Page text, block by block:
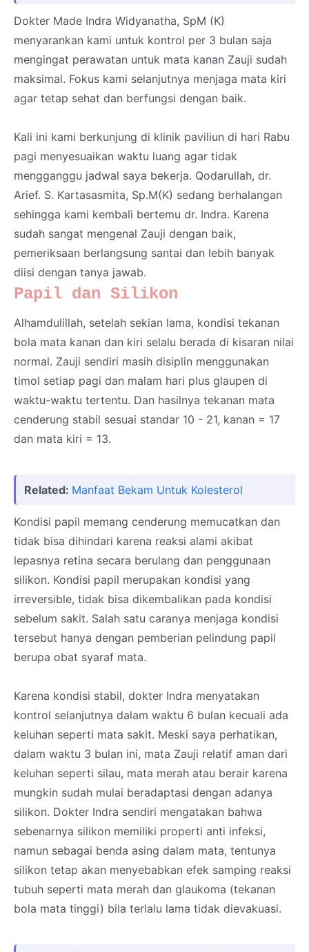
Dokter Made Indra Widyanatha, SpM (K)
menyarankan kami untuk kontrol per 3 bulan saja
mengingat perawatan untuk mata kanan Zauji sudah
maksimal. Fokus kami selanjutnya menjaga mata kiri
agar tetap sehat dan berfungsi dengan baik.
Kali ini kami berkunjung di klinik paviliun di hari Rabu
pagi menyesuaikan waktu luang agar tidak
mengganggu jadwal saya bekerja. Qodarullah, dr.
Arief. S. Kartasasmita, Sp.M(K) sedang berhalangan
sehingga kami kembali bertemu dr. Indra. Karena
sudah sangat mengenal Zauji dengan baik,
pemeriksaan berlangsung santai dan lebih banyak
diisi dengan tanya jawab.
Papil dan Silikon
Alhamdulillah, setelah sekian lama, kondisi tekanan
bola mata kanan dan kiri selalu berada di kisaran nilai
normal. Zauji sendiri masih disiplin menggunakan
timol setiap pagi dan malam hari plus glaupen di
waktu-waktu tertentu. Dan hasilnya tekanan mata
cenderung stabil sesuai standar 10 - 21, kanan = 17
dan mata kiri = 13.
Related: Manfaat Bekam Untuk Kolesterol
Kondisi papil memang cenderung memucatkan dan
tidak bisa dihindari karena reaksi alami akibat
lepasnya retina secara berulang dan penggunaan
silikon. Kondisi papil merupakan kondisi yang
irreversible, tidak bisa dikembalikan pada kondisi
sebelum sakit. Salah satu caranya menjaga kondisi
tersebut hanya dengan pemberian pelindung papil
berupa obat syaraf mata.
Karena kondisi stabil, dokter Indra menyatakan
kontrol selanjutnya dalam waktu 6 bulan kecuali ada
keluhan seperti mata sakit. Meski saya perhatikan,
dalam waktu 3 bulan ini, mata Zauji relatif aman dari
keluhan seperti silau, mata merah atau berair karena
mungkin sudah mulai beradaptasi dengan adanya
silikon. Dokter Indra sendiri mengatakan bahwa
sebenarnya silikon memiliki properti anti infeksi,
namun sebagai benda asing dalam mata, tentunya
silikon tetap akan menyebabkan efek samping reaksi
tubuh seperti mata merah dan glaukoma (tekanan
bola mata tinggi) bila terlalu lama tidak dievakuasi.